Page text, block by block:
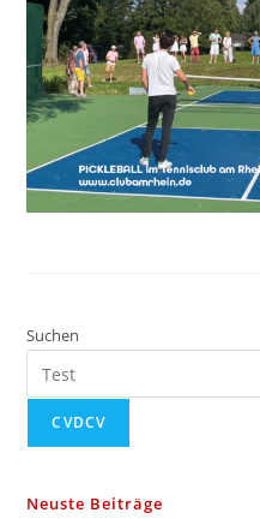
Suchen
CVDCV
Neuste Beiträge